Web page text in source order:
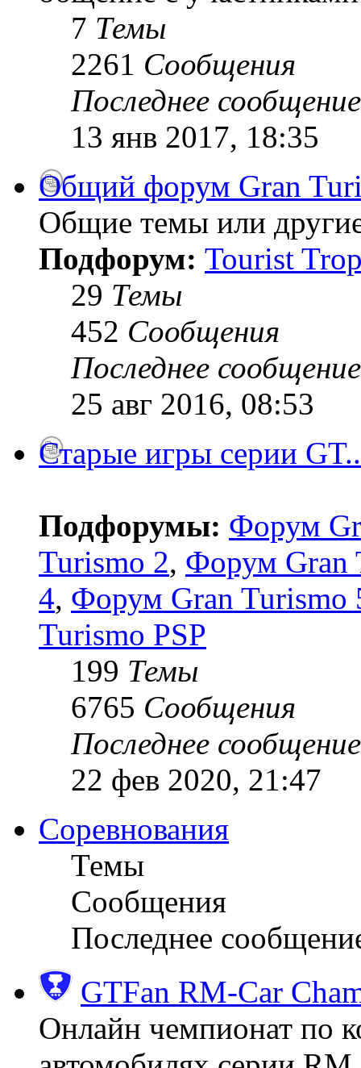
7 Темы
2261 Сообщения
Последнее сообщение
13 янв 2017, 18:35
Общий форум Gran
Общие темы или
Подфорум: Tourist
29 Темы
452 Сообщения
Последнее сообщение
25 авг 2016, 08:53
Старые игры серии
Подфорумы: Форум
Turismo 2, Форум Gran
4, Форум Gran Turismo
Turismo PSP
199 Темы
6765 Сообщения
Последнее сообщение
22 фев 2020, 21:47
Соревнования
Темы
Сообщения
Последнее
GTFan RM-Car
Онлайн чемпионат по